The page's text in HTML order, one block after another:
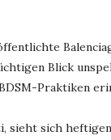
Blick
Praktiken
sieht sich